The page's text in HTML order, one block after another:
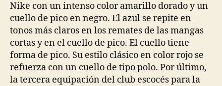
Nike con un intenso color amarillo dorado y un
cuello de pico en negro. El azul se repite en
tonos más claros en los remates de las mangas
cortas y en el cuello de pico. El cuello tiene
forma de pico. Su estilo clásico en color rojo se
refuerza con un cuello de tipo polo. Por último,
la tercera equipación del club escocés para la